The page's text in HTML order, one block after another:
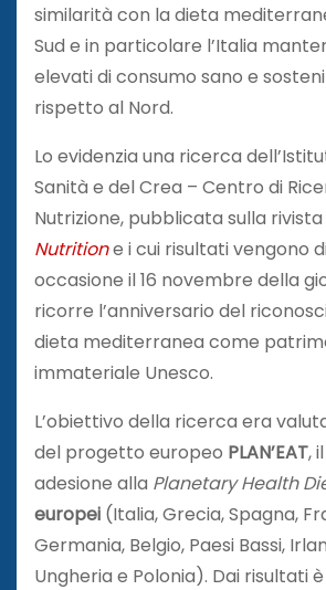
similarità con la dieta
Sud e in particolare l’Italia
elevati di consumo sano e
rispetto al Nord.
Lo evidenzia una ricerca
Sanità e del Crea – Centro di
Nutrizione, pubblicata sulla rivista
Nutritione i cui risultati vengono
occasione il 16 novembre della
ricorre l’anniversario del
dieta mediterranea come
immateriale Unesco.
L’obiettivo della ricerca era
del progetto europeo PLAN’EAT,
adesione alla Planetary Health
europei (Italia, Grecia, Spagna,
Germania, Belgio, Paesi Bassi,
Ungheria e Polonia). Dai risultati